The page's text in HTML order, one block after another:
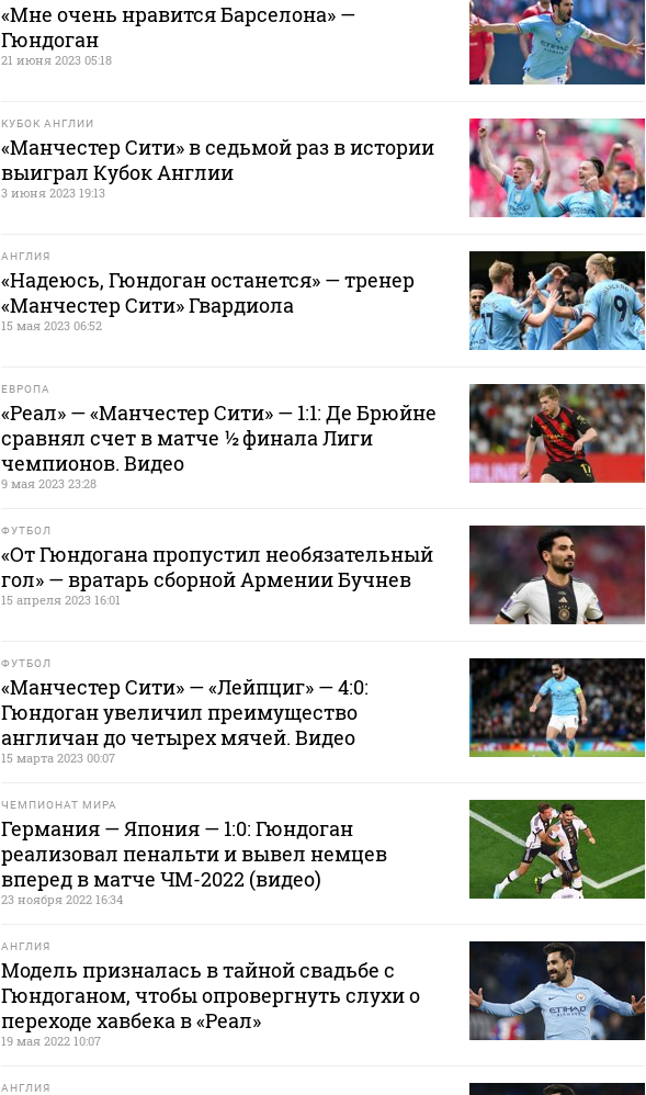
«Мне очень нравится Барселона» —
Гюндоган
21 июня 2023 05:18
КУБОК АНГЛИИ
«Манчестер Сити» в седьмой раз в истории
выиграл Кубок Англии
3 июня 2023 19:13
АНГЛИЯ
«Надеюсь, Гюндоган останется» — тренер
«Манчестер Сити» Гвардиола
15 мая 2023 06:52
ЕВРОПА
«Реал» — «Манчестер Сити» — 1:1: Де Брюйне
сравнял счет в матче ½ финала Лиги
чемпионов. Видео
9 мая 2023 23:28
ФУТБОЛ
«От Гюндогана пропустил необязательный
гол» — вратарь сборной Армении Бучнев
15 апреля 2023 16:01
ФУТБОЛ
«Манчестер Сити» — «Лейпциг» — 4:0:
Гюндоган увеличил преимущество
англичан до четырех мячей. Видео
15 марта 2023 00:07
ЧЕМПИОНАТ МИРА
Германия — Япония — 1:0: Гюндоган
реализовал пенальти и вывел немцев
вперед в матче ЧМ-2022 (видео)
23 ноября 2022 16:34
АНГЛИЯ
Модель призналась в тайной свадьбе с
Гюндоганом, чтобы опровергнуть слухи о
переходе хавбека в «Реал»
19 мая 2022 10:07
АНГЛИЯ